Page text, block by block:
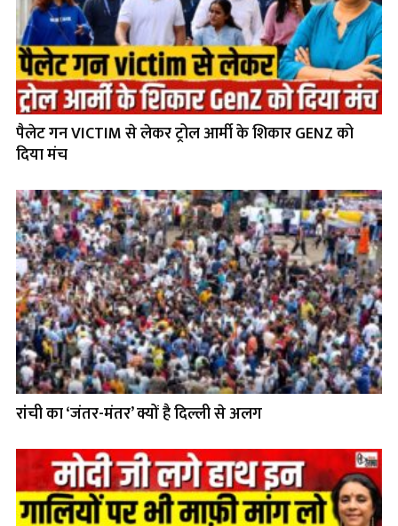
पैलेट गन VICTIM से लेकर ट्रोल आर्मी के शिकार GENZ को
दिया मंच
रांची का ‘जंतर-मंतर’ क्यों है दिल्ली से अलग